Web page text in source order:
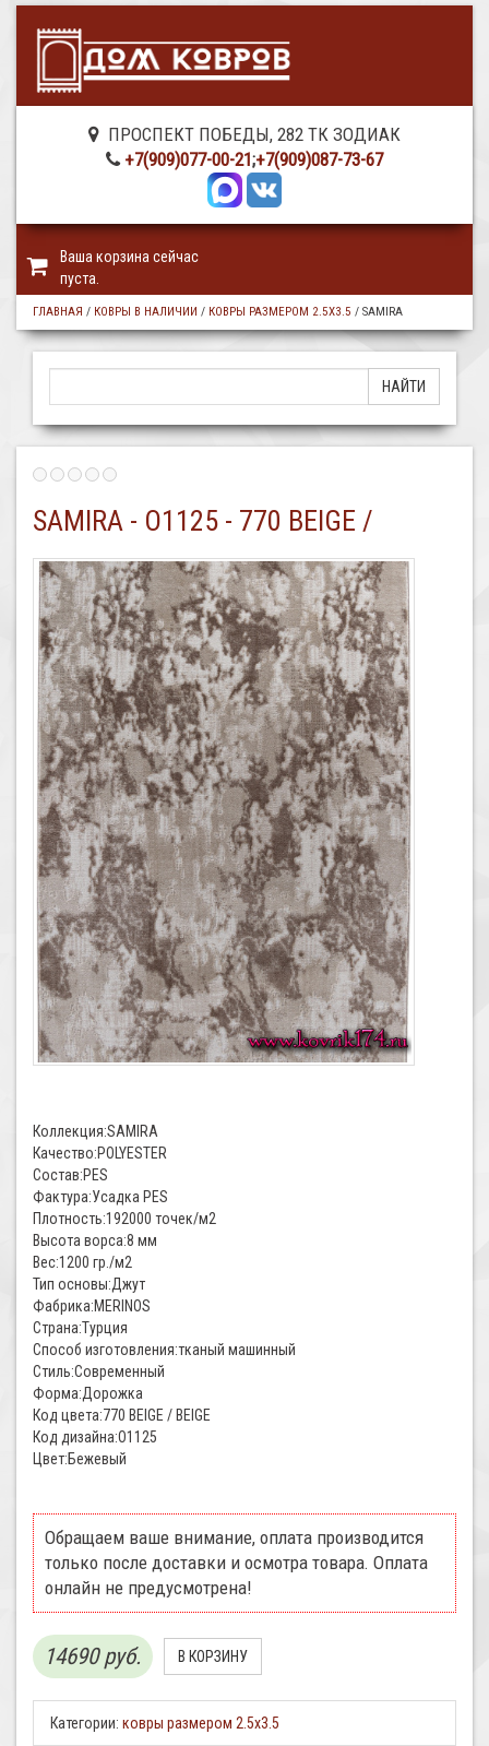
ПРОСПЕКТ ПОБЕДЫ, 282 ТК ЗОДИАК
+7(909)077-00-21;+7(909)087-73-67
Ваша корзина сейчас
пуста.
ГЛАВНАЯ / КОВРЫ В НАЛИЧИИ / КОВРЫ РАЗМЕРОМ 2.5Х3.5 / SAMIRA
SAMIRA - O1125 - 770 BEIGE /
Коллекция:SAMIRA
Качество:POLYESTER
Состав:PES
Фактура:Усадка PES
Плотность:192000 точек/м2
Высота ворса:8 мм
Вес:1200 гр./м2
Тип основы:Джут
Фабрика:MERINOS
Страна:Турция
Способ изготовления:тканый машинный
Стиль:Современный
Форма:Дорожка
Код цвета:770 BEIGE / BEIGE
Код дизайна:O1125
Цвет:Бежевый
Обращаем ваше внимание, оплата производится
только после доставки и осмотра товара. Оплата
онлайн не предусмотрена!
14690 руб.
Категории: ковры размером 2.5х3.5